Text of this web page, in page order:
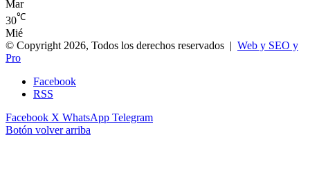
Mar
30℃
Mié
© Copyright 2026, Todos los derechos reservados | Web y SEO y
Pro
Facebook
RSS
Facebook X WhatsApp Telegram
Botón volver arriba